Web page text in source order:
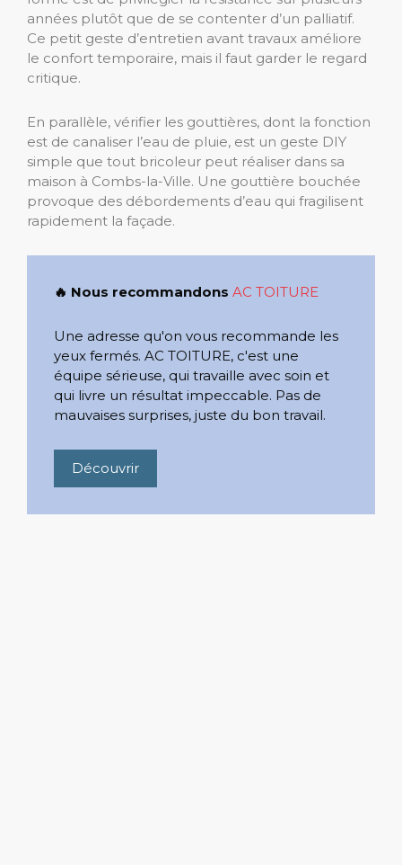
années plutôt que de se contenter d’un palliatif.
Ce petit geste d’entretien avant travaux améliore
le confort temporaire, mais il faut garder le regard
critique.
En parallèle, vérifier les gouttières, dont la fonction
est de canaliser l’eau de pluie, est un geste DIY
simple que tout bricoleur peut réaliser dans sa
maison à Combs-la-Ville. Une gouttière bouchée
provoque des débordements d’eau qui fragilisent
rapidement la façade.
🔥 Nous recommandons AC TOITURE
Une adresse qu'on vous recommande les
yeux fermés. AC TOITURE, c'est une
équipe sérieuse, qui travaille avec soin et
qui livre un résultat impeccable. Pas de
mauvaises surprises, juste du bon travail.
Découvrir